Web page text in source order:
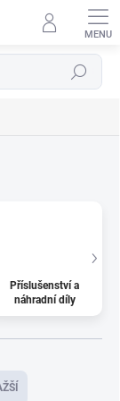
Hledat
Příslušenství a
náhradní díly